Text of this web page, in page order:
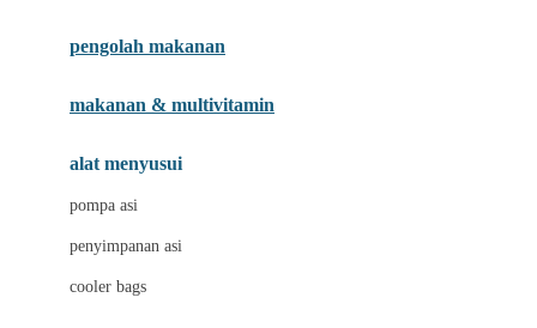
Joolz
pengolah makanan
makanan & multivitamin
alat menyusui
pompa asi
penyimpanan asi
cooler bags